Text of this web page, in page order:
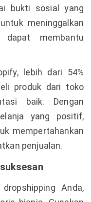
bukti sosial yang
meninggalkan
dapat membantu
lebih dari 54%
produk dari toko
baik. Dengan
yang positif,
mempertahankan
penjualan.
Anda,